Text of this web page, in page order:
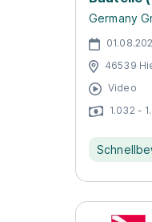
Germany
46539
Video
1.032 -